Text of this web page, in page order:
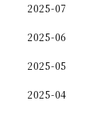
2025-07
2025-06
2025-05
2025-04